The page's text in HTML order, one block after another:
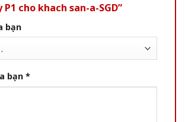
P1 cho khach san-a-SGD”
bạn
bạn *